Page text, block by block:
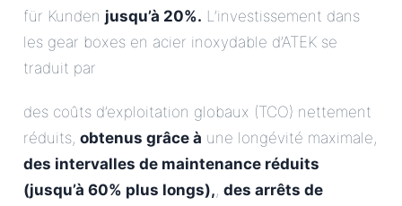
für Kunden jusqu’à 20%. L’investissement dans
les gear boxes en acier inoxydable d’ATEK se
traduit par
des coûts d’exploitation globaux (TCO) nettement
réduits, obtenus grâce à une longévité maximale,
des intervalles de maintenance réduits
(jusqu’à 60% plus longs),, des arrêts de